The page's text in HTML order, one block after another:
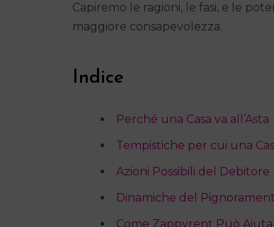
Capiremo le ragioni, le fasi, e le
maggiore consapevolezza.
Indice
Perché una Casa va all’Asta
Tempistiche per cui una
Azioni Possibili del Debitore
Dinamiche del
Come Zappyrent Può